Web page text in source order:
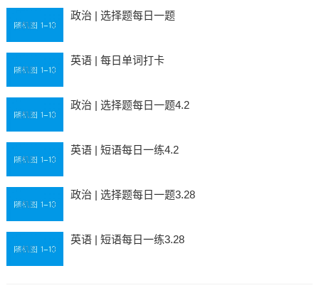
政治 | 选择题每日一题
英语 | 每日单词打卡
政治 | 选择题每日一题4.2
英语 | 短语每日一练4.2
政治 | 选择题每日一题3.28
英语 | 短语每日一练3.28